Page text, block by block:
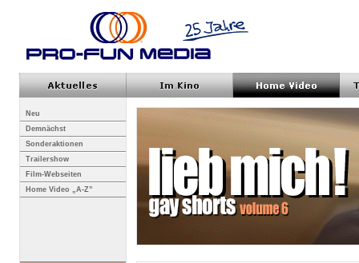
Neu
Demnächst
Sonderaktionen
Trailershow
Film-Webseiten
Home Video „A-Z”